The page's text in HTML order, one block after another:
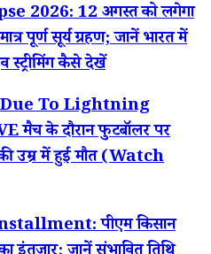
2026: 12 अगस्त को लगेगा
पूर्ण सूर्य ग्रहण; जानें भारत में
स्ट्रीमिंग कैसे देखें
To Lightning
मैच के दौरान फुटबॉलर पर
उम्र में हुई मौत (Watch
पीएम किसान